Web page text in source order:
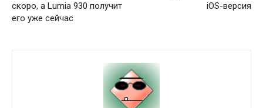
скоро, а Lumia 930 получит
его уже сейчас
iOS-версия